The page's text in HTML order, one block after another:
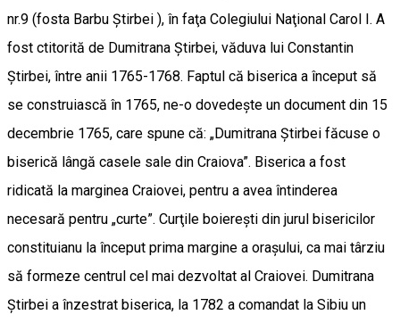
nr.9 (fosta Barbu Ştirbei ), în faţa Colegiului Naţional Carol I. A
fost ctitorită de Dumitrana Ştirbei, văduva lui Constantin
Ştirbei, între anii 1765-1768. Faptul că biserica a început să
se construiască în 1765, ne-o dovedeşte un document din 15
decembrie 1765, care spune că: „Dumitrana Ştirbei făcuse o
biserică lângă casele sale din Craiova”. Biserica a fost
ridicată la marginea Craiovei, pentru a avea întinderea
necesară pentru „curte”. Curţile boiereşti din jurul bisericilor
constituianu la început prima margine a oraşului, ca mai târziu
să formeze centrul cel mai dezvoltat al Craiovei. Dumitrana
Ştirbei a înzestrat biserica, la 1782 a comandat la Sibiu un